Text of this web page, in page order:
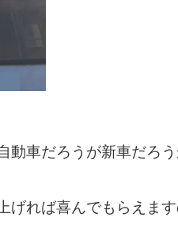
動車だろうが新車だろう
げれば喜んでもらえま